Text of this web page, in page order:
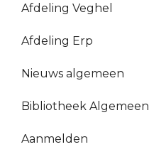
Afdeling Veghel
Afdeling Erp
Nieuws algemeen
Bibliotheek Algemeen
Aanmelden